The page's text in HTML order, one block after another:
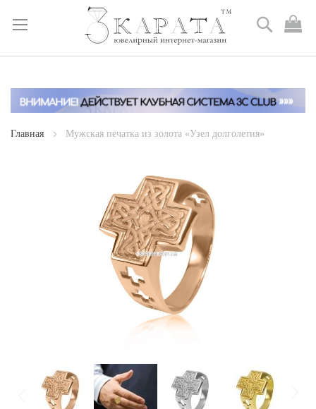
Skip
Content
Поиск
Главная Мужская печатка из золота «Узел долголетия»